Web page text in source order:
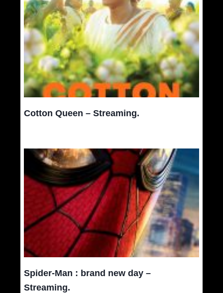
Cotton Queen – Streaming.
Spider-Man : brand new day –
Streaming.